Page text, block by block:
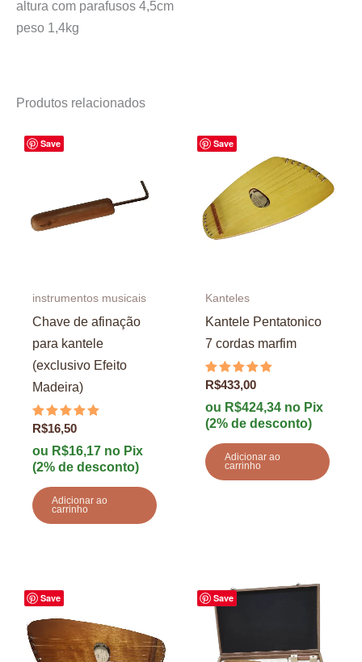
altura com parafusos 4,5cm
peso 1,4kg
Produtos relacionados
Save
instrumentos musicais
Chave de afinação
para kantele
(exclusivo Efeito
Madeira)
Avaliação
de 5
R$16,50
ou R$16,17no Pix
(2% de desconto)
Adicionar ao
carrinho
Save
Kanteles
Kantele Pentatonico
7 cordas marfim
Avaliação
de 5
R$433,00
ou R$424,34no Pix
(2% de desconto)
Adicionar ao
carrinho
Save Save